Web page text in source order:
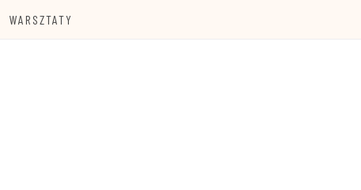
WARSZTATY